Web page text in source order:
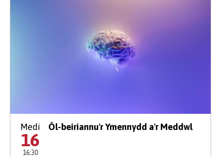
Medi
16
16:30
Ôl-beiriannu'r Ymennydd a'r Meddwl